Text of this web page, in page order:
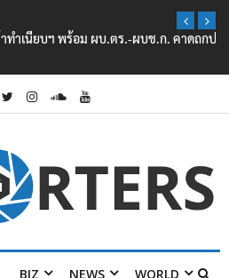
ผบ.ตร.-ผบช.ก. คาดถกปราบปรามอาวุธ
BIZ NEWS WORLD